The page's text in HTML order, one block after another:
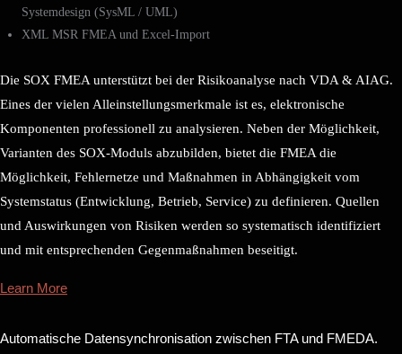
Systemdesign (SysML / UML)
XML MSR FMEA und Excel-Import
Die SOX FMEA unterstützt bei der Risikoanalyse nach VDA & AIAG.
Eines der vielen Alleinstellungsmerkmale ist es, elektronische
Komponenten professionell zu analysieren. Neben der Möglichkeit,
Varianten des SOX-Moduls abzubilden, bietet die FMEA die
Möglichkeit, Fehlernetze und Maßnahmen in Abhängigkeit vom
Systemstatus (Entwicklung, Betrieb, Service) zu definieren. Quellen
und Auswirkungen von Risiken werden so systematisch identifiziert
und mit entsprechenden Gegenmaßnahmen beseitigt.
Learn More
Automatische Datensynchronisation zwischen FTA und FMEDA.